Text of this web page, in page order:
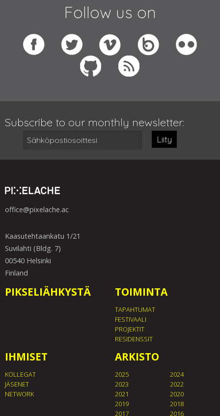
Follow us on
Subscribe to our monthly newsletter:
Liity
office@pixelache.ac
Kaasutehtaankatu 1/21
Suvilahti (Bldg. 7)
00540 Helsinki
Finland
PIKSELIÄHKYSTÄ TOIMINTA
TAPAHTUMAT
FESTIVAALI
PROJEKTIT
RESIDENSSIT
IHMISET
KOLLEGAT
JÄSENET
NETWORK
ARKISTO
2025
2024
2023
2022
2021
2020
2019
2018
2017
2016